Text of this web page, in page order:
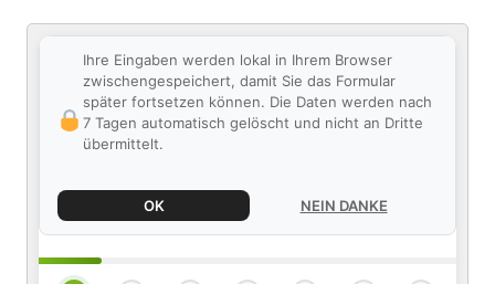
Ihre Eingaben werden lokal in Ihrem Browser
zwischengespeichert, damit Sie das Formular
später fortsetzen können. Die Daten werden nach
7 Tagen automatisch gelöscht und nicht an Dritte
übermittelt.
OK NEIN DANKE